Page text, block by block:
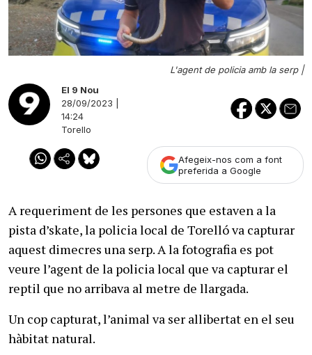
L'agent de policia amb la serp |
El 9 Nou
28/09/2023 |
14:24
Torello
Afegeix-nos com a font
preferida a Google
A requeriment de les persones que estaven a la
pista d’skate, la policia local de Torelló va capturar
aquest dimecres una serp. A la fotografia es pot
veure l’agent de la policia local que va capturar el
reptil que no arribava al metre de llargada.
Un cop capturat, l’animal va ser allibertat en el seu
hàbitat natural.